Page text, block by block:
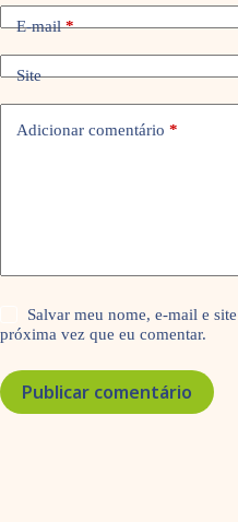
E-mail*
Site
Adicionar comentário *
Salvar meu nome, e-mail e
próxima vez que eu comentar.
Publicar comentário